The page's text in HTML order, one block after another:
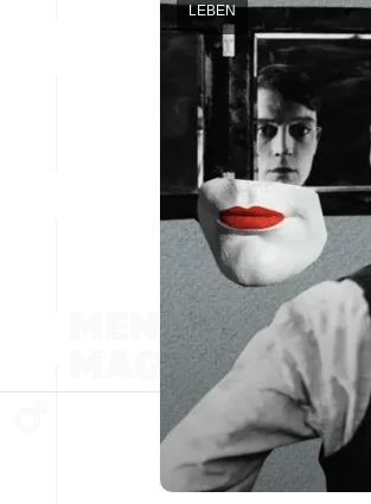
LEBEN